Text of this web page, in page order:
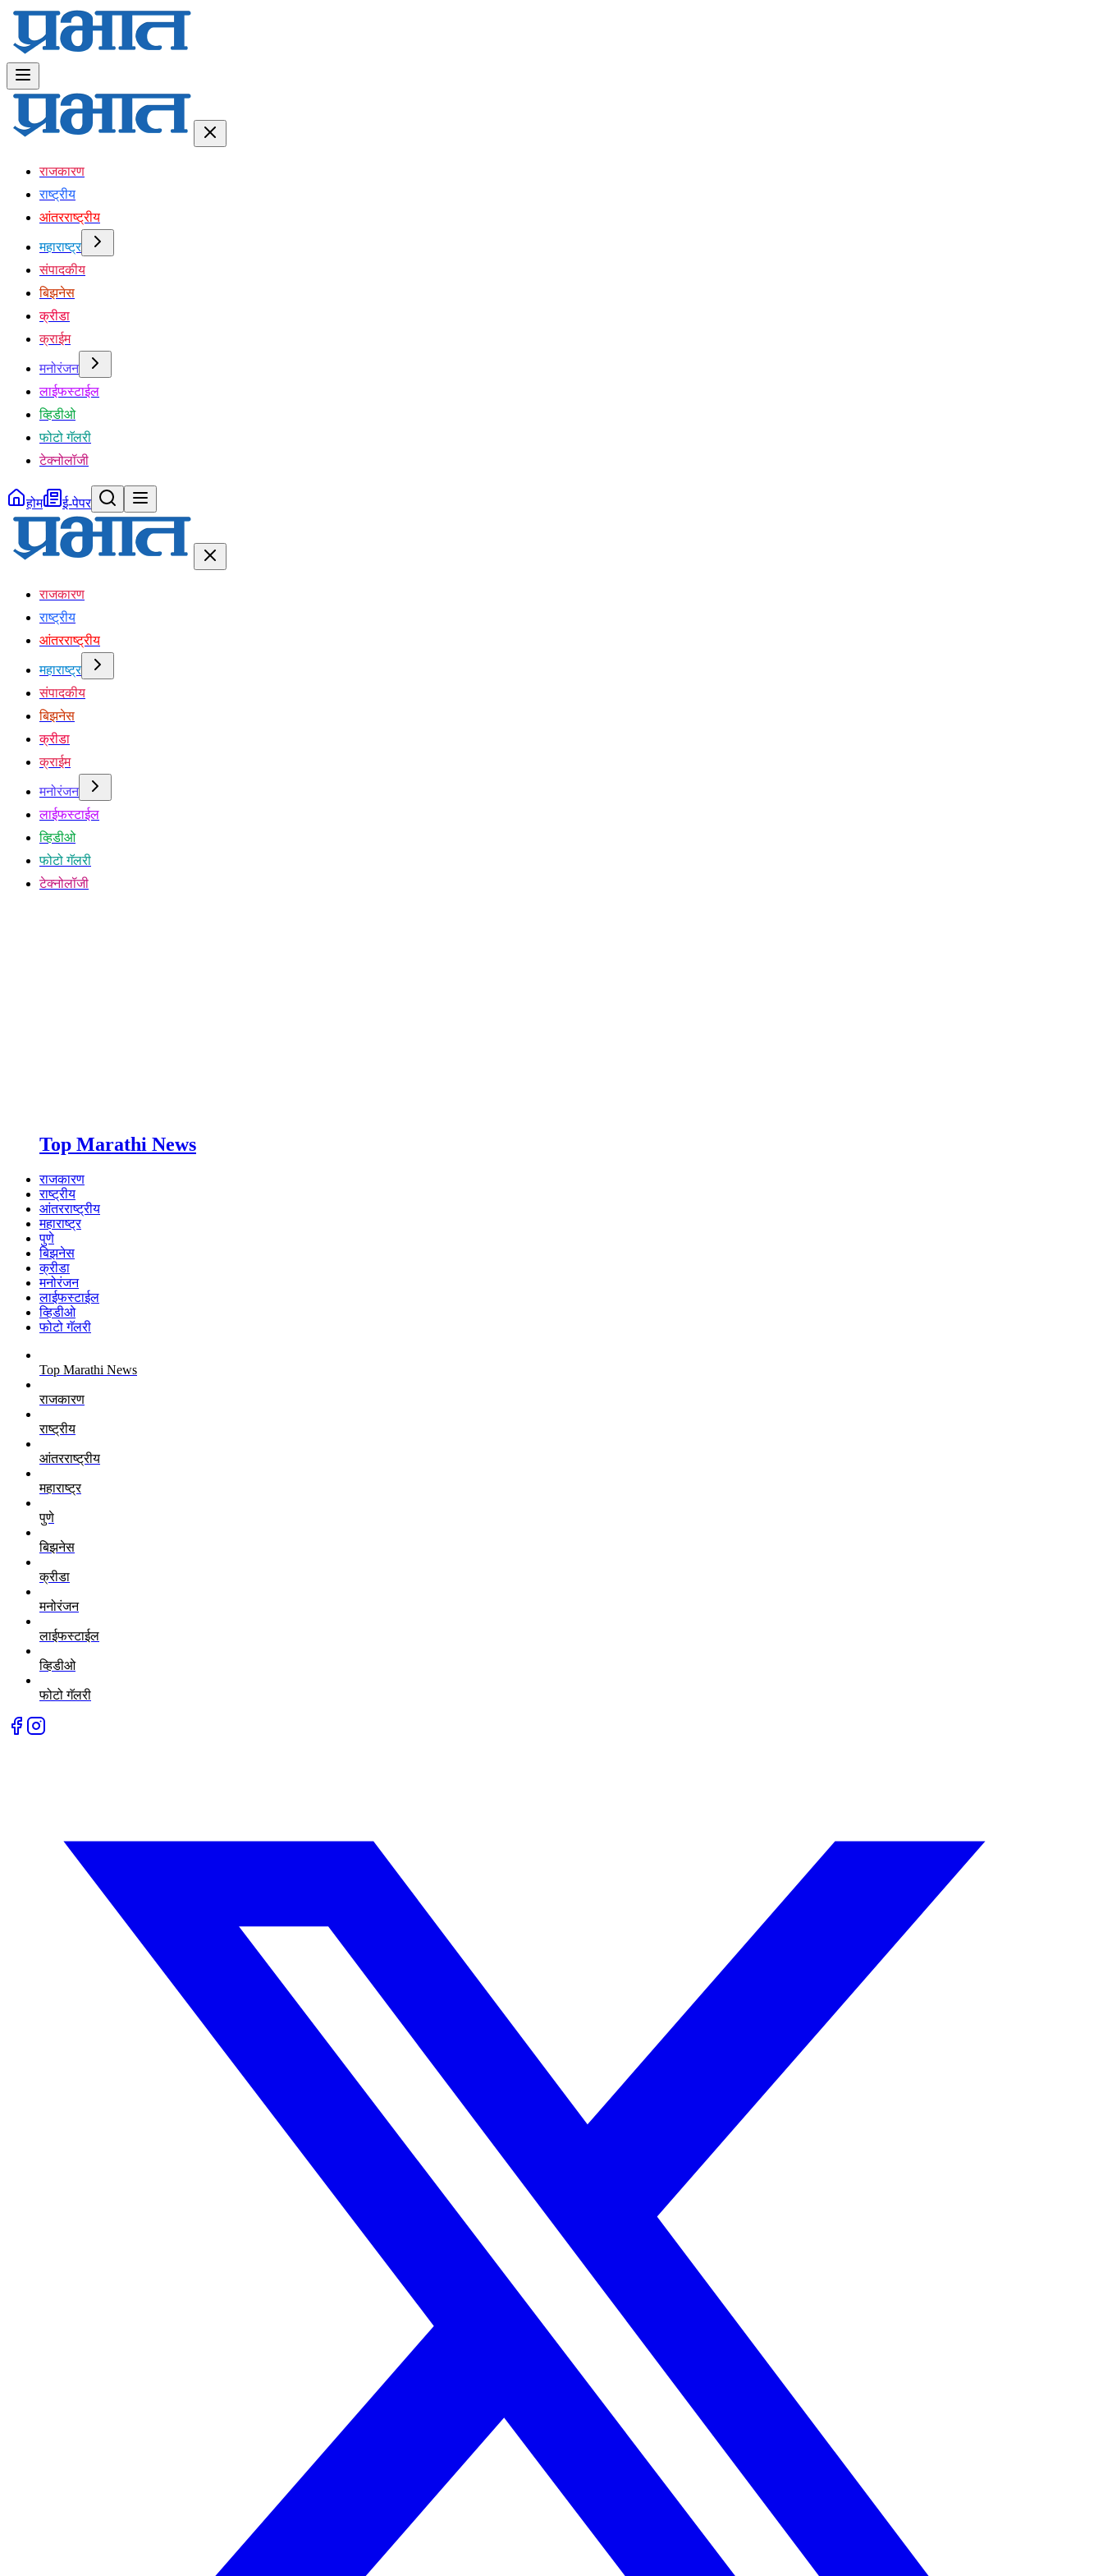
राजकारण
राष्ट्रीय
आंतरराष्ट्रीय
महाराष्ट्र
संपादकीय
बिझनेस
क्रीडा
क्राईम
मनोरंजन
लाईफस्टाईल
व्हिडीओ
फोटो गॅलरी
टेक्नोलॉजी
होम ई-पेपर
राजकारण
राष्ट्रीय
आंतरराष्ट्रीय
महाराष्ट्र
संपादकीय
बिझनेस
क्रीडा
क्राईम
मनोरंजन
लाईफस्टाईल
व्हिडीओ
फोटो गॅलरी
टेक्नोलॉजी
Top Marathi News
राजकारण
राष्ट्रीय
आंतरराष्ट्रीय
महाराष्ट्र
पुणे
बिझनेस
क्रीडा
मनोरंजन
लाईफस्टाईल
व्हिडीओ
फोटो गॅलरी
Top Marathi News
राजकारण
राष्ट्रीय
आंतरराष्ट्रीय
महाराष्ट्र
पुणे
बिझनेस
क्रीडा
मनोरंजन
लाईफस्टाईल
व्हिडीओ
फोटो गॅलरी